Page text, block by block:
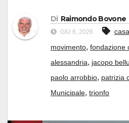
Di Raimondo Bovone
GIU 6, 2026
movimento, fondazione
alessandria, jacopo
paolo arrobbio, patrizia
Municipale, trionfo